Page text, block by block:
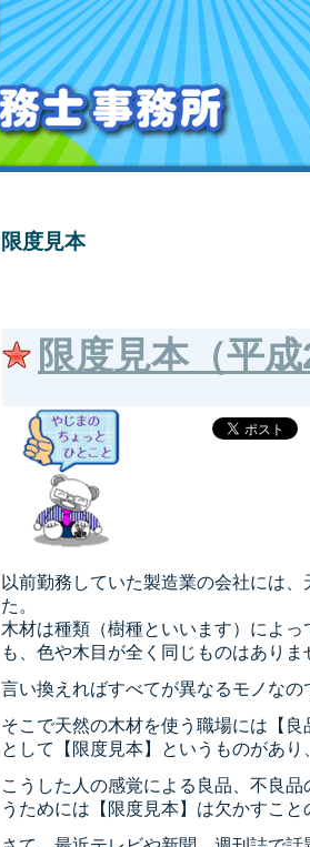
限度見本
限度見本（平成
以前勤務していた製造業の会社には
た。
木材は種類（樹種といいます）によ
も、色や木目が全く同じものはありま
言い換えればすべてが異なるモノなの
そこで天然の木材を使う職場には【良
として【限度見本】というものがあ
こうした人の感覚による良品、不良
うためには【限度見本】は欠かすこと